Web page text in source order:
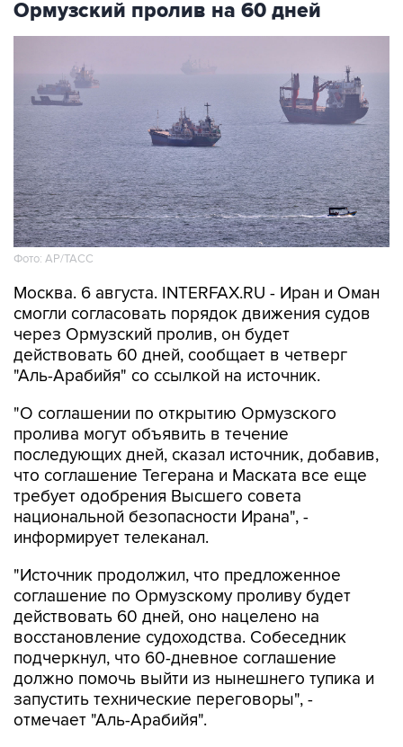
Ормузский пролив на 60 дней
Фото: AP/ТАСС
Москва. 6 августа. INTERFAX.RU - Иран и Оман
смогли согласовать порядок движения судов
через Ормузский пролив, он будет
действовать 60 дней, сообщает в четверг
"Аль-Арабийя" со ссылкой на источник.
"О соглашении по открытию Ормузского
пролива могут объявить в течение
последующих дней, сказал источник, добавив,
что соглашение Тегерана и Маската все еще
требует одобрения Высшего совета
национальной безопасности Ирана", -
информирует телеканал.
"Источник продолжил, что предложенное
соглашение по Ормузскому проливу будет
действовать 60 дней, оно нацелено на
восстановление судоходства. Собеседник
подчеркнул, что 60-дневное соглашение
должно помочь выйти из нынешнего тупика и
запустить технические переговоры", -
отмечает "Аль-Арабийя".